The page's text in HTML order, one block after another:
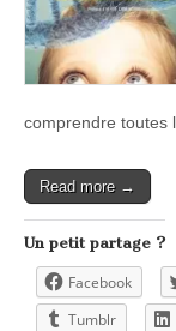
comprendre toutes
Read more →
Un petit partage ?
Facebook
Tumblr